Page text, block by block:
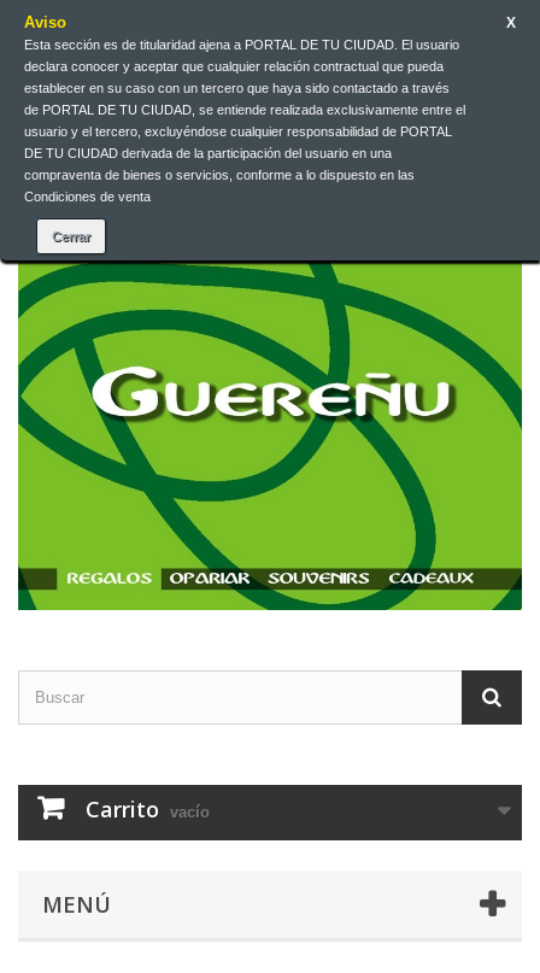
Aviso
Esta sección es de titularidad ajena a PORTAL DE TU CIUDAD. El usuario
declara conocer y aceptar que cualquier relación contractual que pueda
establecer en su caso con un tercero que haya sido contactado a través
de PORTAL DE TU CIUDAD, se entiende realizada exclusivamente entre el
usuario y el tercero, excluyéndose cualquier responsabilidad de PORTAL
DE TU CIUDAD derivada de la participación del usuario en una
compraventa de bienes o servicios, conforme a lo dispuesto en las
Condiciones de venta
X
Iniciar sesión
EUR
Español
Contacte con nosotros
Carrito vacío
MENÚ